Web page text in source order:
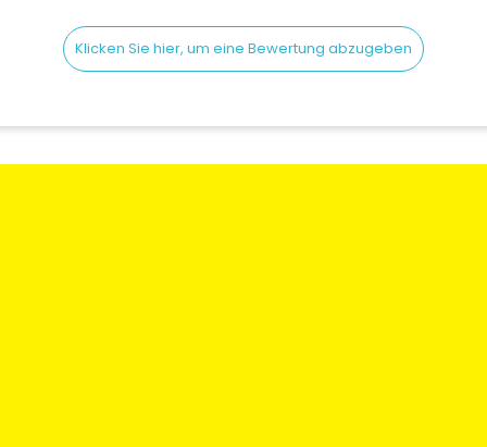
Klicken Sie hier, um eine Bewertung abzugeben